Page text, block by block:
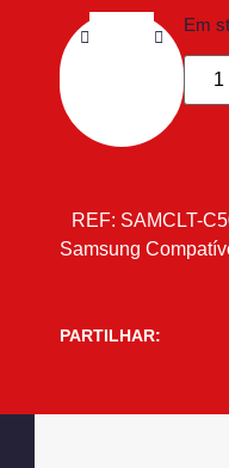
Em
REF: SAMCLT-
Samsung
PARTILHAR: